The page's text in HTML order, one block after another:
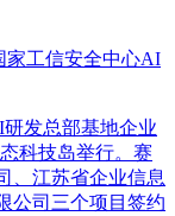
家工信安全中心AI
发总部基地企业
科技岛举行。赛
、江苏省企业信息
公司三个项目签约